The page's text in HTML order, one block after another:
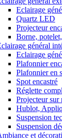
Eclairage
Quartz LED
Projecteur
Borne,
général
Eclairage
Plafonnier
Plafonnier en
Spot encastré
Réglette
Projecteur sur
Hublot,
Suspension
Suspension
et